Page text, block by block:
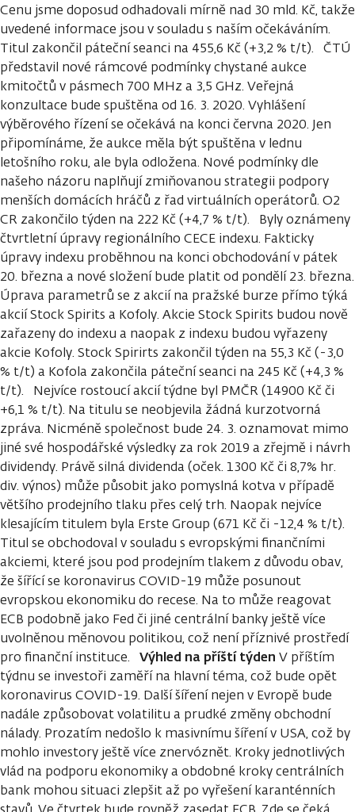
Cenu jsme doposud odhadovali mírně nad 30 mld. Kč, takže
uvedené informace jsou v souladu s naším očekáváním.
Titul zakončil páteční seanci na 455,6 Kč (+3,2 % t/t). ČTÚ
představil nové rámcové podmínky chystané aukce
kmitočtů v pásmech 700 MHz a 3,5 GHz. Veřejná
konzultace bude spuštěna od 16. 3. 2020. Vyhlášení
výběrového řízení se očekává na konci června 2020. Jen
připomínáme, že aukce měla být spuštěna v lednu
letošního roku, ale byla odložena. Nové podmínky dle
našeho názoru naplňují zmiňovanou strategii podpory
menších domácích hráčů z řad virtuálních operátorů. O2
CR zakončilo týden na 222 Kč (+4,7 % t/t). Byly oznámeny
čtvrtletní úpravy regionálního CECE indexu. Fakticky
úpravy indexu proběhnou na konci obchodování v pátek
20. března a nové složení bude platit od pondělí 23. března.
Úprava parametrů se z akcií na pražské burze přímo týká
akcií Stock Spirits a Kofoly. Akcie Stock Spirits budou nově
zařazeny do indexu a naopak z indexu budou vyřazeny
akcie Kofoly. Stock Spirirts zakončil týden na 55,3 Kč (-3,0
% t/t) a Kofola zakončila páteční seanci na 245 Kč (+4,3 %
t/t). Nejvíce rostoucí akcií týdne byl PMČR (14900 Kč či
+6,1 % t/t). Na titulu se neobjevila žádná kurzotvorná
zpráva. Nicméně společnost bude 24. 3. oznamovat mimo
jiné své hospodářské výsledky za rok 2019 a zřejmě i návrh
dividendy. Právě silná dividenda (oček. 1300 Kč či 8,7% hr.
div. výnos) může působit jako pomyslná kotva v případě
většího prodejního tlaku přes celý trh. Naopak nejvíce
klesajícím titulem byla Erste Group (671 Kč či -12,4 % t/t).
Titul se obchodoval v souladu s evropskými finančními
akciemi, které jsou pod prodejním tlakem z důvodu obav,
že šířící se koronavirus COVID-19 může posunout
evropskou ekonomiku do recese. Na to může reagovat
ECB podobně jako Fed či jiné centrální banky ještě více
uvolněnou měnovou politikou, což není příznivé prostředí
pro finanční instituce. Výhled na příští týden V příštím
týdnu se investoři zaměří na hlavní téma, což bude opět
koronavirus COVID-19. Další šíření nejen v Evropě bude
nadále způsobovat volatilitu a prudké změny obchodní
nálady. Prozatím nedošlo k masivnímu šíření v USA, což by
mohlo investory ještě více znervóznět. Kroky jednotlivých
vlád na podporu ekonomiky a obdobné kroky centrálních
bank mohou situaci zlepšit až po vyřešení karanténních